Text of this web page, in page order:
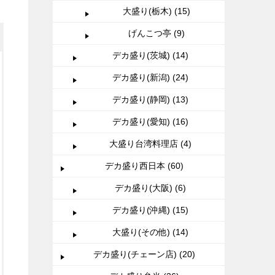
大盛り(栃木) (15)
げんこつ亭 (9)
デカ盛り(茨城) (14)
デカ盛り(新潟) (24)
デカ盛り(静岡) (13)
デカ盛り(愛知) (16)
大盛り台湾料理店 (4)
デカ盛り西日本 (60)
デカ盛り(大阪) (6)
デカ盛り(沖縄) (15)
大盛り(その他) (14)
デカ盛り(チェーン店) (20)